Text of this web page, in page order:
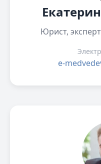
Юрист,
e-